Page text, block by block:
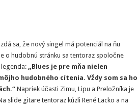
sa, že nový singel má potenciál na ňu
o hudobnú stránku sa tentoraz spoločne
„Blues je pre mňa nielen
hudobného cítenia. Vždy som sa ho
Napriek účasti Zimu, Lipu a Preložníka je
slide gitare tentoraz kúzli René Lacko a na